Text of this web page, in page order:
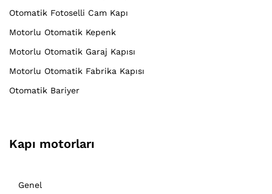
Otomatik Fotoselli Cam Kapı
Motorlu Otomatik Kepenk
Motorlu Otomatik Garaj Kapısı
Motorlu Otomatik Fabrika Kapısı
Otomatik Bariyer
Kapı motorları
Genel